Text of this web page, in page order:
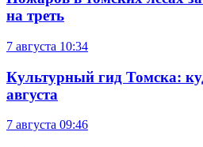
на треть
7 августа 10:34
Культурный гид Томска:
августа
7 августа 09:46